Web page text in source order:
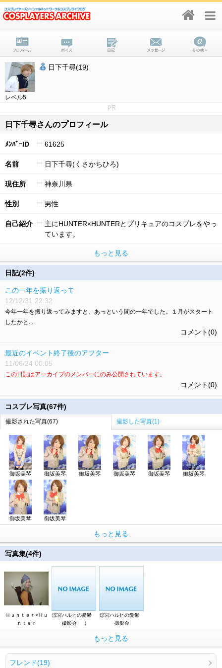
レベル5
日下千尋(19)
PR
日下千尋さんのプロフィール
ﾒﾝﾊﾞｰID 61625
名前 日下千尋(くさかちひろ)
現住所 神奈川県
性別 男性
自己紹介
主にHUNTER×HUNTERとプリキュアのコスプレをやっ
ています。
もっと見る
日記(2件)
この一年を振り返って
12/12/31 22:32
今年一年を振り返ってみますと、あっという間の一年でした。１月がスタート
したかと...
コメント(0)
最近のイベント終了後のアフター
11/06/24 00:05
この日記はアーカイブのメンバーにのみ公開されています。
コメント(0)
コスプレ写真(67件)
撮影された写真(67) 撮影した写真(1)
御坂美琴 御坂美琴 御坂美琴 御坂美琴 御坂美琴 御坂美琴
御坂美琴 御坂美琴
もっと見る
写真集(4件)
Ｈｕｎｔｅｒ×Ｈｕ
ｎｔｅｒ
涼宮ハルヒの憂鬱
撮影会 （
涼宮ハルヒの憂鬱
撮影会
もっと見る
フレンド(19)